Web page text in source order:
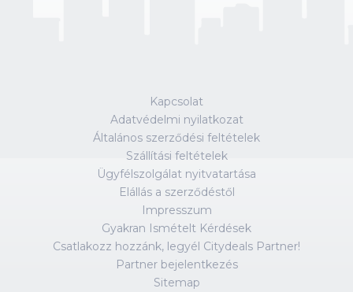
Kapcsolat
Adatvédelmi nyilatkozat
Általános szerződési feltételek
Szállítási feltételek
Ügyfélszolgálat nyitvatartása
Elállás a szerződéstől
Impresszum
Gyakran Ismételt Kérdések
Csatlakozz hozzánk, legyél Citydeals Partner!
Partner bejelentkezés
Sitemap